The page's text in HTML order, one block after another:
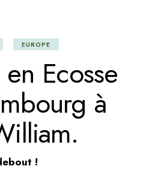
EUROPE
Ecosse
à
!